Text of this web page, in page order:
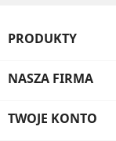
PRODUKTY
NASZA FIRMA
TWOJE KONTO